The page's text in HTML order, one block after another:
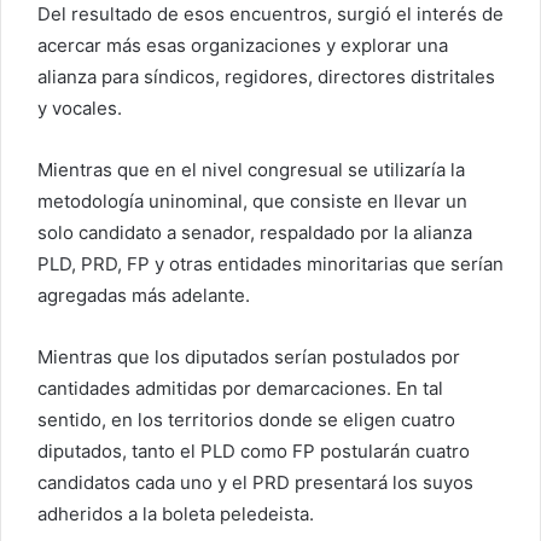
Del resultado de esos encuentros, surgió el interés de
acercar más esas organizaciones y explorar una
alianza para síndicos, regidores, directores distritales
y vocales.
Mientras que en el nivel congresual se utilizaría la
metodología uninominal, que consiste en llevar un
solo candidato a senador, respaldado por la alianza
PLD, PRD, FP y otras entidades minoritarias que serían
agregadas más adelante.
Mientras que los diputados serían postulados por
cantidades admitidas por demarcaciones. En tal
sentido, en los territorios donde se eligen cuatro
diputados, tanto el PLD como FP postularán cuatro
candidatos cada uno y el PRD presentará los suyos
adheridos a la boleta peledeista.